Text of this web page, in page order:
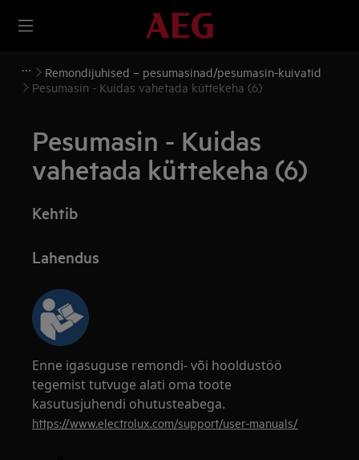
Remondijuhised – pesumasinad/pesumasin-kuivatid
Pesumasin - Kuidas vahetada küttekeha (6)
Pesumasin - Kuidas
vahetada küttekeha (6)
Kehtib
Lahendus
Enne igasuguse remondi- või hooldustöö
tegemist tutvuge alati oma toote
kasutusjuhendi ohutusteabega.
https://www.electrolux.com/support/user-manuals/